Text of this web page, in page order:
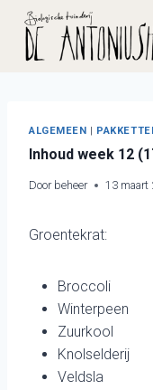
Doorgaan
naar
inhoud
ALGEMEEN |
Inhoud week 12
Door beheer 13 maart
Groentekrat:
Broccoli
Winterpeen
Zuurkool
Knolselderij
Veldsla